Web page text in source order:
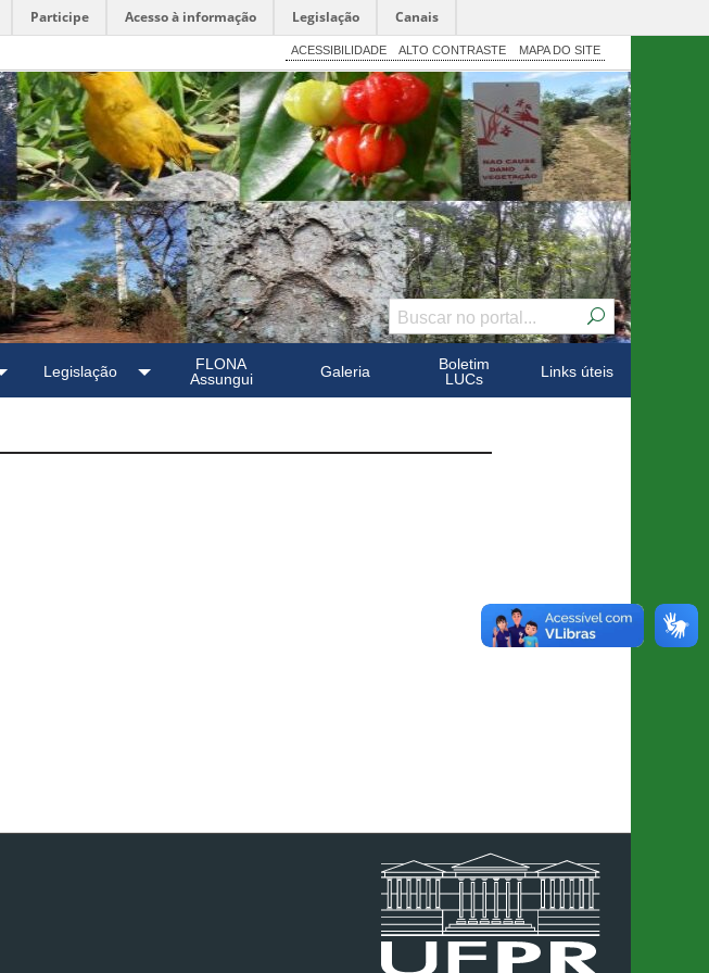
Participe Acesso à informação Legislação Canais
ACESSIBILIDADE ALTO CONTRASTE MAPA DO SITE
Legislação
FLONA
Assungui
Galeria
Boletim
LUCs
Links úteis